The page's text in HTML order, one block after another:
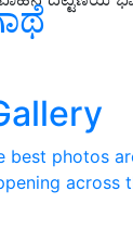
best photos
across